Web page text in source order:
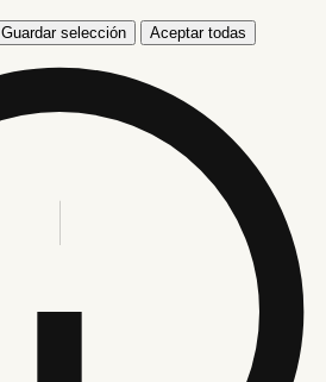
Guardar selección Aceptar todas